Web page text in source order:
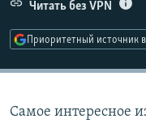
Читать без VPN
Приоритетный источник
Самое интересное